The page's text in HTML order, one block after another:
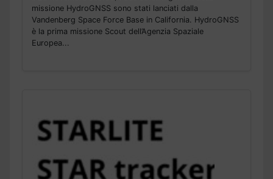
missione HydroGNSS sono stati lanciati dalla
Vandenberg Space Force Base in California. HydroGNSS
è la prima missione Scout dell’Agenzia Spaziale
Europea...